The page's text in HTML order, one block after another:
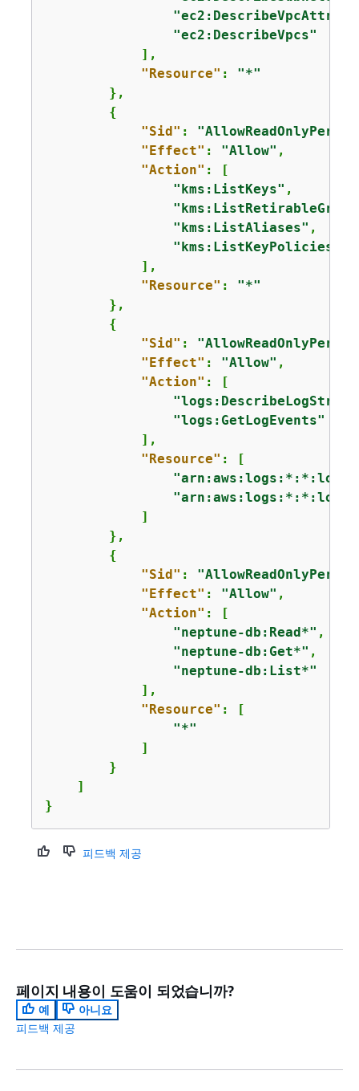
"ec2:DescribeVpcs"
            ],
"Resource" : "*"
        },
{
"Sid" :
"Effect" : "Allow" ,
"Action" : [
"kms:ListKeys" ,
"kms:ListAliases" ,
"kms:ListKeyPolicies"
            ],
"Resource" : "*"
        },
{
"Sid" :
"Effect" : "Allow" ,
"Action" : [
"logs:GetLogEvents"
            ],
"Resource" : [
"arn:aws:logs:*:*:log-
"arn:aws:logs:*:*:log-
            ]
        },
{
"Sid" :
"Effect" : "Allow" ,
"Action" : [
"neptune-db:Read*" ,
"neptune-db:Get*" ,
"neptune-db:List*"
            ],
"Resource" : [
"*"
            ]
        }
    ]
}
피드백 제공
페이지 내용이 도움이 되었습니까?
예
아니요
피드백 제공